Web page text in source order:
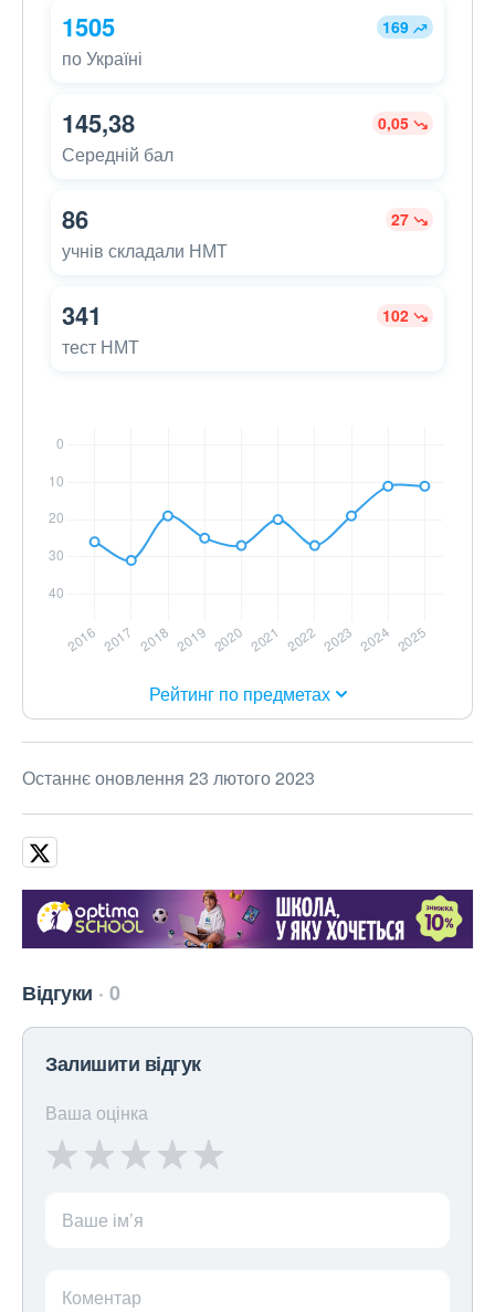
1505 169
по Україні
145,38 0,05
Середній бал
86 27
учнів складали НМТ
341 102
тест НМТ
Рейтинг по предметах
Останнє оновлення 23 лютого 2023
Відгуки 0
Залишити відгук
Ваша оцінка
Ваше ім’я
Коментар